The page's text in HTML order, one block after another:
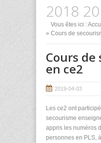
2018
Vous êtes ici :
» Cours de
Cours de
en ce2
2019-04-03
Les ce2 ont
secourisme
appris les numéros
personnes en PLS,